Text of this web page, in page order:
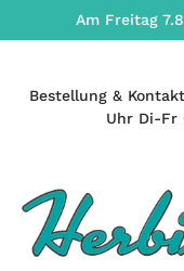
Am Freitag
Bestellung & Kontakt
Uhr Di-Fr